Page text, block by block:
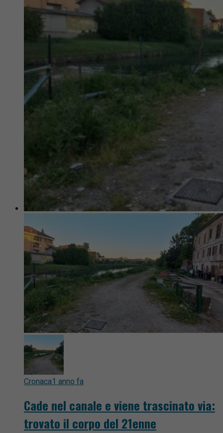
Cronaca1 anno fa
Cade nel canale e viene trascinato via:
trovato il corpo del 21enne